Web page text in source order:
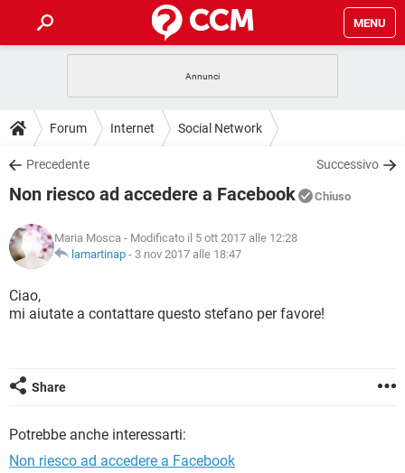
MENU
INTRATTENIMENTO ANDROID
iOS
INSTAGRAM WHATSAPP
TIKTOK
HARDWARE
GUIDE
COVID-19
INSTAGRAM WHATSAPP
TIKTOK
HARDWARE
DOWNLOAD
COVID-19 GAMING
INTRATTENIMENTO
iOS WINDOWS 10
INSTAGRAM
TIKTOK FACEBOOK
COVID-19 GAMING
INTRATTENIMENTO
iOS
HARDWARE
GLOSSARIO
COVID-19
INTRATTENIMENTO ANDROID
INSTAGRAM
HARDWARE
Forum Internet Social Network
Precedente Successivo
Non riesco ad accedere a Facebook Chiuso
Maria Mosca - Modificato il 5 ott 2017 alle 12:28
lamartinap - 3 nov 2017 alle 18:47
Ciao,
mi aiutate a contattare questo stefano per favore!
Share
Potrebbe anche interessarti:
Non riesco ad accedere a Facebook